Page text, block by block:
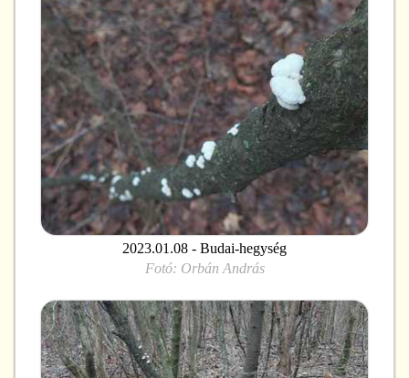
2023.01.08 - Budai-hegység
Fotó: Orbán András